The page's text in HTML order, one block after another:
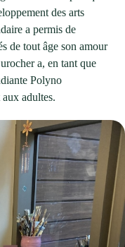
des arts
a permis de
de tout âge son amour
a, en tant que
Polyno
adultes.